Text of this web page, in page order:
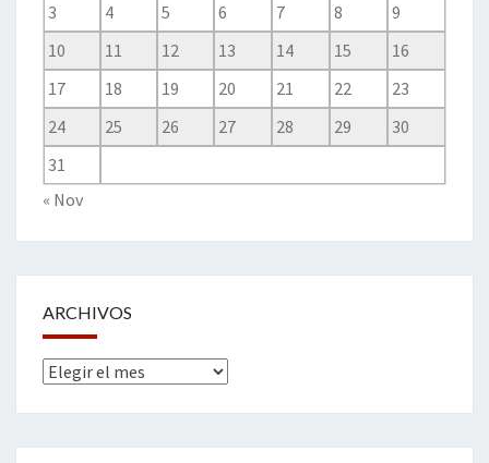
3
4 5 6 7 8
9
10
11 12 13 14 15
16
17
18 19 20 21 22
23
24
25 26 27 28 29
30
31
« Nov
ARCHIVOS
Archivos